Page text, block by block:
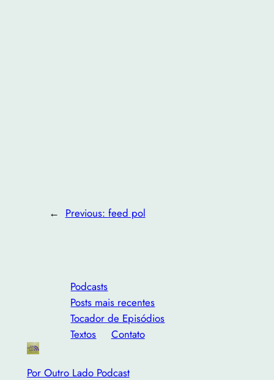
← Previous: feed pol
Podcasts
Posts mais recentes
Tocador de Episódios
Textos
Contato
Por Outro Lado Podcast